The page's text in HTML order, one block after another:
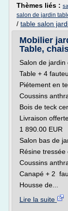
Thèmes liés :
salon de jardin
/ table salon
Mobilier
Table,
Salon de jardin
Table + 4
Piétement en
Coussins
Bois de teck
Livraison
1 890.00 EUR
Salon bas de
Résine tressée
Coussins
Canapé + 2
Housse de...
Lire la suite